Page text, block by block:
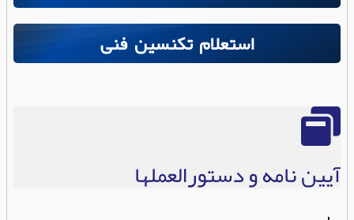
استعلام تکنسین فنی
آیين نامه و دستورالعملها